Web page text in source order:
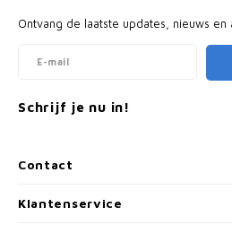
Contact
Ontvang de laatste updates, nieuws en
Schrijf je nu in!
Klantenservice